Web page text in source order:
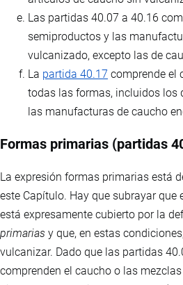
Las partidas 40.07 a 40.16
semiproductos y las
vulcanizado, excepto las de
La partida 40.17 comprende el
todas las formas, incluidos los
las manufacturas de caucho
Formas primarias (partidas
La expresión formas primarias está
este Capítulo. Hay que subrayar que
está expresamente cubierto por la
primarias y que, en estas
vulcanizar. Dado que las partidas
comprenden el caucho o las